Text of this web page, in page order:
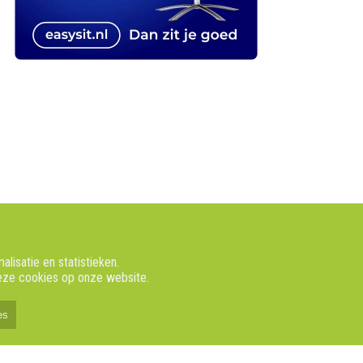
en statistieken.
cookies op onze website.